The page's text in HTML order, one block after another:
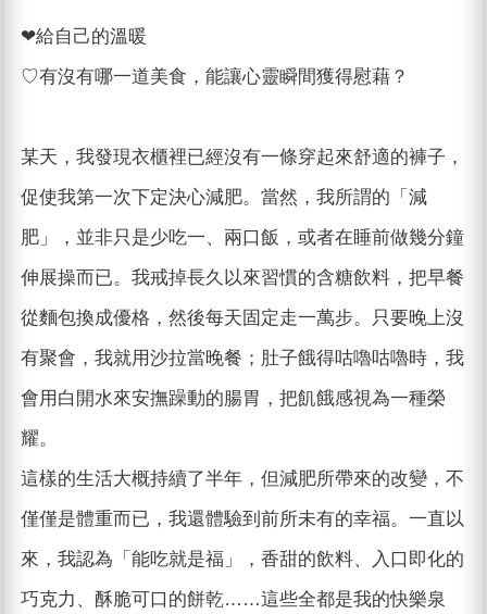
❤︎給自己的溫暖
♡有沒有哪一道美食，能讓心靈瞬間獲得慰藉？
某天，我發現衣櫃裡已經沒有一條穿起來舒適的褲子，
促使我第一次下定決心減肥。當然，我所謂的「減
肥」，並非只是少吃一、兩口飯，或者在睡前做幾分鐘
伸展操而已。我戒掉長久以來習慣的含糖飲料，把早餐
從麵包換成優格，然後每天固定走一萬步。只要晚上沒
有聚會，我就用沙拉當晚餐；肚子餓得咕嚕咕嚕時，我
會用白開水來安撫躁動的腸胃，把飢餓感視為一種榮
耀。
這樣的生活大概持續了半年，但減肥所帶來的改變，不
僅僅是體重而已，我還體驗到前所未有的幸福。一直以
來，我認為「能吃就是福」，香甜的飲料、入口即化的
巧克力、酥脆可口的餅乾……這些全都是我的快樂泉